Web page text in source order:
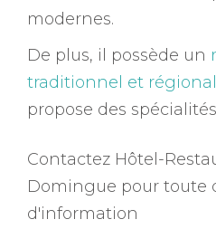
modernes.
De plus, il possède un
traditionnel et
propose des
Contactez Hôtel-
Domingue pour toute
d'information